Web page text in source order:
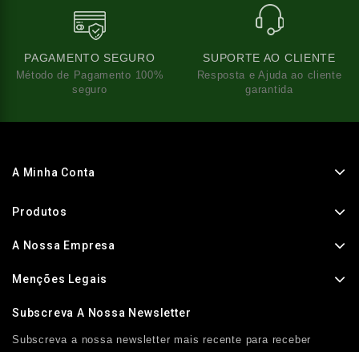
PAGAMENTO SEGURO
Método de Pagamento 100%
seguro
SUPORTE AO CLIENTE
Resposta e Ajuda ao cliente
garantida
A Minha Conta
Produtos
A Nossa Empresa
Menções Legais
Subscreva A Nossa Newsletter
Subscreva a nossa newsletter mais recente para receber